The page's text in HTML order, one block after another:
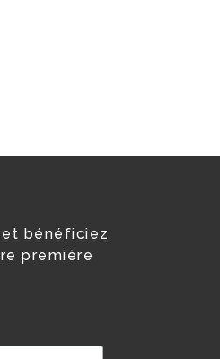
bénéficiez
première